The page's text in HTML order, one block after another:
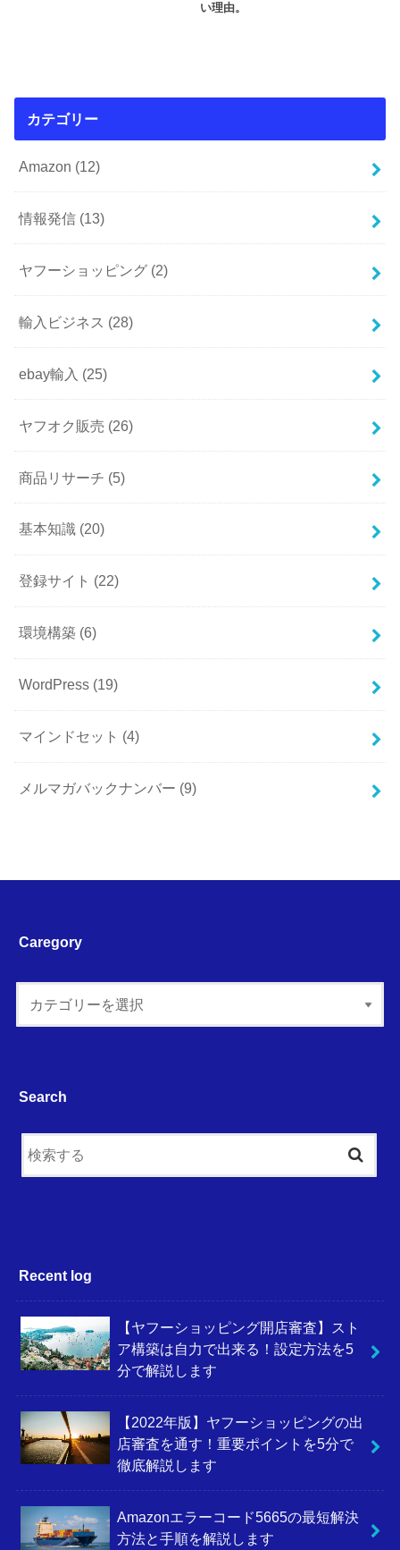
い理由。
カテゴリー
Amazon (12)
情報発信 (13)
ヤフーショッピング (2)
輸入ビジネス (28)
ebay輸入 (25)
ヤフオク販売 (26)
商品リサーチ (5)
基本知識 (20)
登録サイト (22)
環境構築 (6)
WordPress (19)
マインドセット (4)
メルマガバックナンバー (9)
Caregory
Search
Recent log
【ヤフーショッピング開店審査】スト
ア構築は自力で出来る！設定方法を5
分で解説します
【2022年版】ヤフーショッピングの出
店審査を通す！重要ポイントを5分で
徹底解説します
Amazonエラーコード5665の最短解決
方法と手順を解説します